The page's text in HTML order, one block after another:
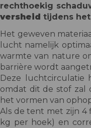
rechthoekig
versheid tijdens
Het geweven
lucht namelijk
warmte van nature
barrière wordt
Deze luchtcirculatie
omdat dit de stof zal
het vormen van
Als de tent met zijn 4
kg per hoek) en